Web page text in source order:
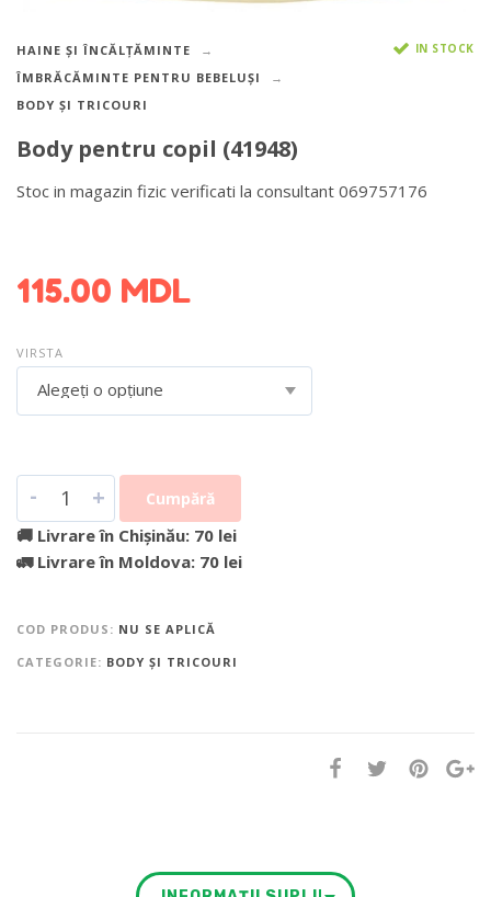
HAINE ȘI ÎNCĂLȚĂMINTE
ÎMBRĂCĂMINTE PENTRU BEBELUȘI
BODY ȘI TRICOURI
IN STOCK
Body pentru copil (41948)
Stoc in magazin fizic verificati la consultant 069757176
115.00 MDL
VIRSTA
Alegeți o opțiune
- + Cumpără
🚚 Livrare în Chișinău: 70 lei
🚛 Livrare în Moldova: 70 lei
COD PRODUS: NU SE APLICĂ
CATEGORIE: BODY ȘI TRICOURI